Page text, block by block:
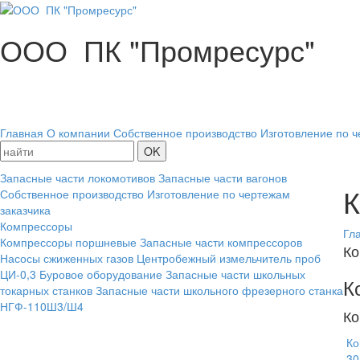
ООО ПК "Промресурс"
Главная О компании Собственное производство Изготовление по
Запасные части локомотивов Запасные части вагонов
Собственное производство Изготовление по чертежам
заказчика
Компрессоры
Компрессоры поршневые Запасные части компрессоров
Насосы сжиженных газов Центробежный измельчитель проб
ЦИ-0,3 Буровое оборудование Запасные части школьных
токарных станков Запасные части школьного фрезерного станка
НГФ-110Ш3/Ш4